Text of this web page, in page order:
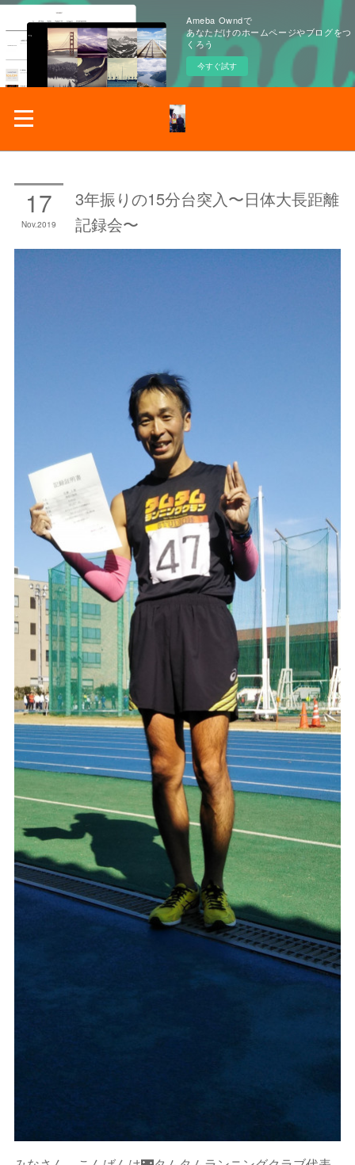
Ameba Owndで
あなただけのホームページやブログをつ
くろう
今すぐ試す
17
Nov 2019
3年振りの15分台突入〜日体大長距離
記録会〜